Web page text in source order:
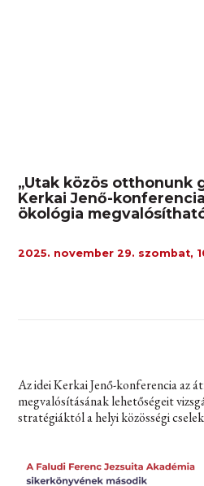
„Utak közös otthonunk
Kerkai Jenő-
ökológia
2025. november 29. szombat,
Az idei Kerkai Jenő-konferencia az
megvalósításának lehetőségeit
stratégiáktól a helyi közösségi